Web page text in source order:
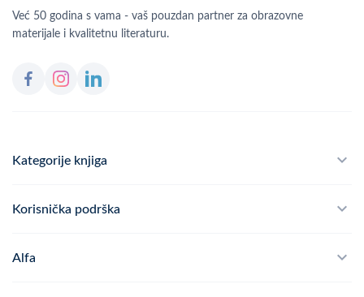
Već 50 godina s vama - vaš pouzdan partner za obrazovne
materijale i kvalitetnu literaturu.
Kategorije knjiga
Školski program
Korisnička podrška
Često postavljana pitanja
Alfa